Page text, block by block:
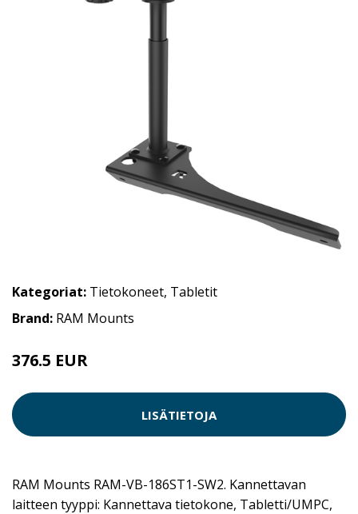
Kategoriat: Tietokoneet, Tabletit
Brand: RAM Mounts
376.5 EUR
LISÄTIETOJA
RAM Mounts RAM-VB-186ST1-SW2. Kannettavan
laitteen tyyppi: Kannettava tietokone, Tabletti/UMPC,